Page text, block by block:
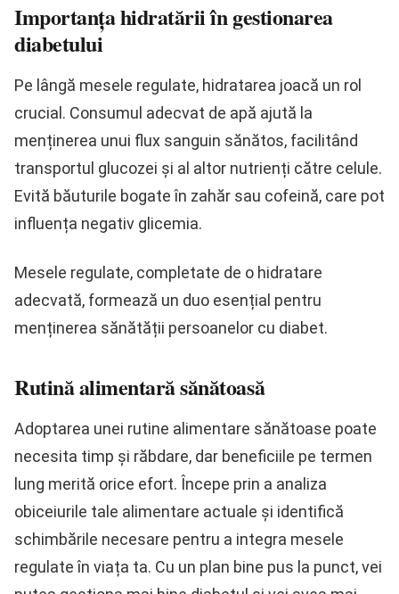
Importanța hidratării în gestionarea
diabetului
Pe lângă mesele regulate, hidratarea joacă un rol
crucial. Consumul adecvat de apă ajută la
menținerea unui flux sanguin sănătos, facilitând
transportul glucozei și al altor nutrienți către celule.
Evită băuturile bogate în zahăr sau cofeină, care pot
influența negativ glicemia.
Mesele regulate, completate de o hidratare
adecvată, formează un duo esențial pentru
menținerea sănătății persoanelor cu diabet.
Rutină alimentară sănătoasă
Adoptarea unei rutine alimentare sănătoase poate
necesita timp și răbdare, dar beneficiile pe termen
lung merită orice efort. Începe prin a analiza
obiceiurile tale alimentare actuale și identifică
schimbările necesare pentru a integra mesele
regulate în viața ta. Cu un plan bine pus la punct, vei